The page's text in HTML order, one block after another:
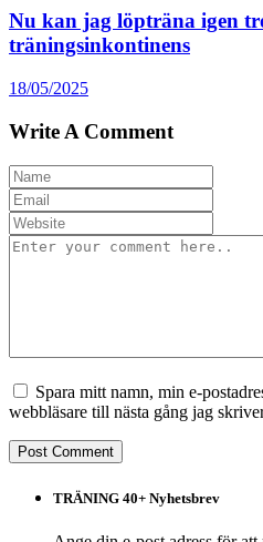
Nu kan jag löpträna igen
träningsinkontinens
18/05/2025
Write A Comment
Spara mitt namn, min e-
webbläsare till nästa gång jag
TRÄNING 40+ Nyhetsbrev